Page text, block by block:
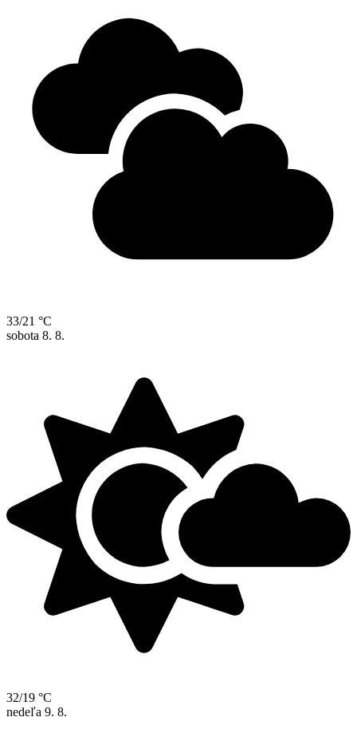
33/21 °C
sobota 8. 8.
32/19 °C
nedeľa 9. 8.